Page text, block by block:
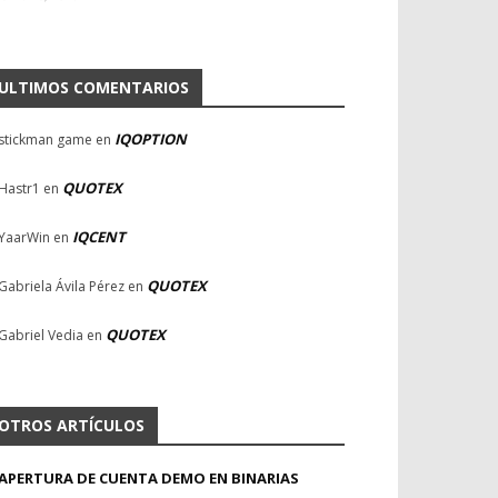
COMENTARIOS
game en IQOPTION
en QUOTEX
en IQCENT
Ávila Pérez en QUOTEX
Vedia en QUOTEX
ARTÍCULOS
DE CUENTA DEMO EN BINARIAS